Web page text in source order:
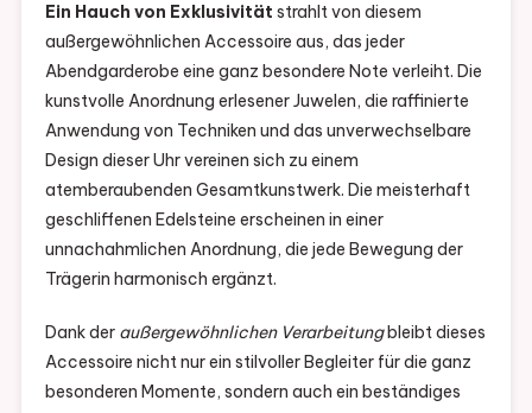
Ein Hauch von Exklusivität strahlt von diesem
außergewöhnlichen Accessoire aus, das jeder
Abendgarderobe eine ganz besondere Note verleiht. Die
kunstvolle Anordnung erlesener Juwelen, die raffinierte
Anwendung von Techniken und das unverwechselbare
Design dieser Uhr vereinen sich zu einem
atemberaubenden Gesamtkunstwerk. Die meisterhaft
geschliffenen Edelsteine erscheinen in einer
unnachahmlichen Anordnung, die jede Bewegung der
Trägerin harmonisch ergänzt.
Dank der außergewöhnlichen Verarbeitungbleibt dieses
Accessoire nicht nur ein stilvoller Begleiter für die ganz
besonderen Momente, sondern auch ein beständiges